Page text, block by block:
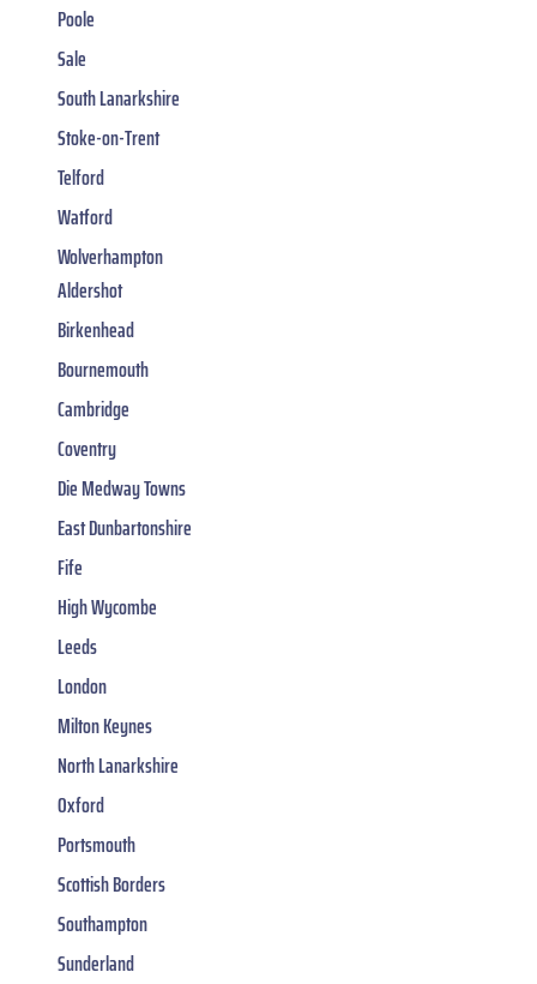
Poole
Sale
South Lanarkshire
Stoke-on-Trent
Telford
Watford
Wolverhampton
Aldershot
Birkenhead
Bournemouth
Cambridge
Coventry
Die Medway Towns
East Dunbartonshire
Fife
High Wycombe
Leeds
London
Milton Keynes
North Lanarkshire
Oxford
Portsmouth
Scottish Borders
Southampton
Sunderland